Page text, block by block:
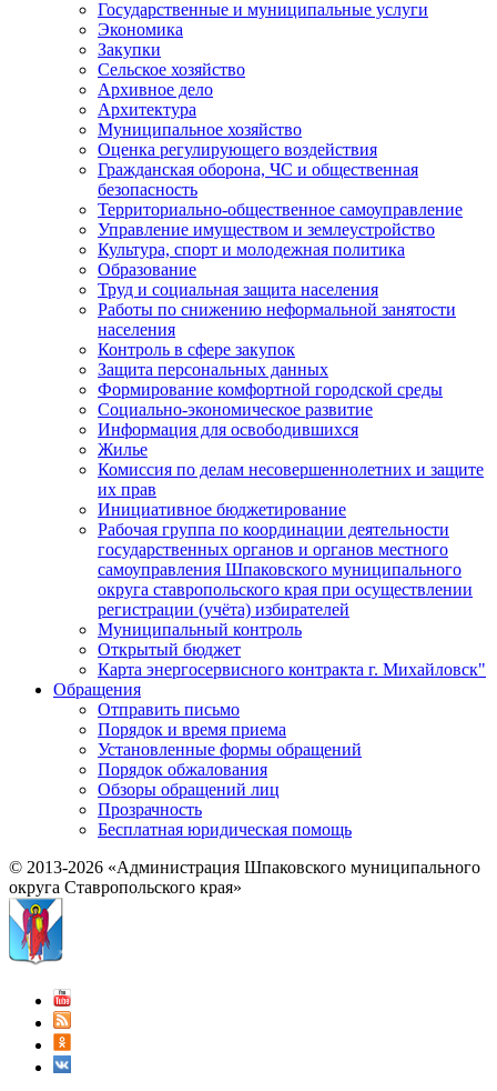
Государственные и муниципальные услуги
Экономика
Закупки
Сельское хозяйство
Архивное дело
Архитектура
Муниципальное хозяйство
Оценка регулирующего воздействия
Гражданская оборона, ЧС и общественная
безопасность
Территориально-общественное самоуправление
Управление имуществом и землеустройство
Культура, спорт и молодежная политика
Образование
Труд и социальная защита населения
Работы по снижению неформальной занятости
населения
Контроль в сфере закупок
Защита персональных данных
Формирование комфортной городской среды
Социально-экономическое развитие
Информация для освободившихся
Жилье
Комиссия по делам несовершеннолетних и защите
их прав
Инициативное бюджетирование
Рабочая группа по координации деятельности
государственных органов и органов местного
самоуправления Шпаковского муниципального
округа ставропольского края при осуществлении
регистрации (учёта) избирателей
Муниципальный контроль
Открытый бюджет
Карта энергосервисного контракта г. Михайловск"
Обращения
Отправить письмо
Порядок и время приема
Установленные формы обращений
Порядок обжалования
Обзоры обращений лиц
Прозрачность
Бесплатная юридическая помощь
© 2013-2026 «Администрация Шпаковского муниципального
округа Ставропольского края»